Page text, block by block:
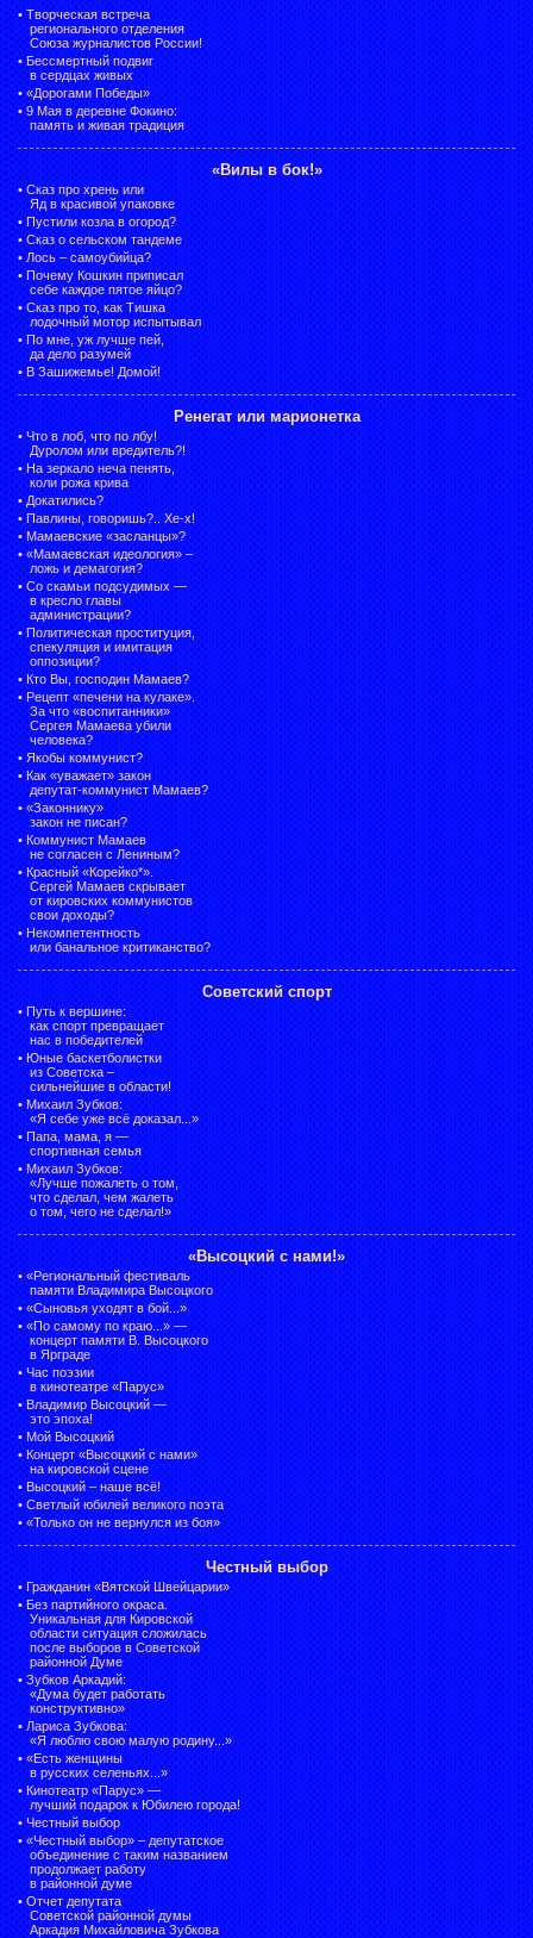
• Творческая встреча
регионального отделения
Союза журналистов России!
• Бессмертный подвиг
в сердцах живых
• «Дорогами Победы»
• 9 Мая в деревне Фокино:
память и живая традиция
«Вилы в бок!»
• Сказ про хрень или
Яд в красивой упаковке
• Пустили козла в огород?
• Сказ о сельском тандеме
• Лось – самоубийца?
• Почему Кошкин приписал
себе каждое пятое яйцо?
• Сказ про то, как Тишка
лодочный мотор испытывал
• По мне, уж лучше пей,
да дело разумей
• В Зашижемье! Домой!
Ренегат или марионетка
• Что в лоб, что по лбу!
Дуролом или вредитель?!
• На зеркало неча пенять,
коли рожа крива
• Докатились?
• Павлины, говоришь?.. Хе-х!
• Мамаевские «засланцы»?
• «Мамаевская идеология» –
ложь и демагогия?
• Со скамьи подсудимых —
в кресло главы
администрации?
• Политическая проституция,
спекуляция и имитация
оппозиции?
• Кто Вы, господин Мамаев?
• Рецепт «печени на кулаке».
За что «воспитанники»
Сергея Мамаева убили
человека?
• Якобы коммунист?
• Как «уважает» закон
депутат-коммунист Мамаев?
• «Законнику»
закон не писан?
• Коммунист Мамаев
не согласен с Лениным?
• Красный «Корейко*».
Сергей Мамаев скрывает
от кировских коммунистов
свои доходы?
• Некомпетентность
или банальное критиканство?
Советский спорт
• Путь к вершине:
как спорт превращает
нас в победителей
• Юные баскетболистки
из Советска –
сильнейшие в области!
• Михаил Зубков:
«Я себе уже всё доказал...»
• Папа, мама, я —
спортивная семья
• Михаил Зубков:
«Лучше пожалеть о том,
что сделал, чем жалеть
о том, чего не сделал!»
«Высоцкий с нами!»
• «Региональный фестиваль
памяти Владимира Высоцкого
• «Сыновья уходят в бой...»
• «По самому по краю...» —
концерт памяти В. Высоцкого
в Ярграде
• Час поэзии
в кинотеатре «Парус»
• Владимир Высоцкий —
это эпоха!
• Мой Высоцкий
• Концерт «Высоцкий с нами»
на кировской сцене
• Высоцкий – наше всё!
• Светлый юбилей великого поэта
• «Только он не вернулся из боя»
Честный выбор
• Гражданин «Вятской Швейцарии»
• Без партийного окраса.
Уникальная для Кировской
области ситуация сложилась
после выборов в Советской
районной Думе
• Зубков Аркадий:
«Дума будет работать
конструктивно»
• Лариса Зубкова:
«Я люблю свою малую родину...»
• «Есть женщины
в русских селеньях...»
• Кинотеатр «Парус» —
лучший подарок к Юбилею города!
• Честный выбор
• «Честный выбор» – депутатское
объединение с таким названием
продолжает работу
в районной думе
• Отчет депутата
Советской районной думы
Аркадия Михайловича Зубкова